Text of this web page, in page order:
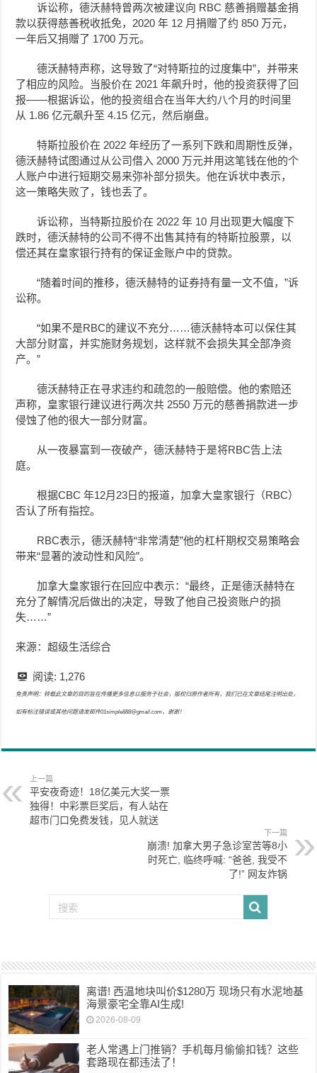
诉讼称，德沃赫特曾两次被建议向 RBC 慈善捐赠基金捐
款以获得慈善税收抵免，2020 年 12 月捐赠了约 850 万元，
一年后又捐赠了 1700 万元。
德沃赫特声称，这导致了“对特斯拉的过度集中”，并带来
了相应的风险。当股价在 2021 年飙升时，他的投资获得了回
报——根据诉讼，他的投资组合在当年大约八个月的时间里
从 1.86 亿元飙升至 4.15 亿元，然后崩盘。
特斯拉股价在 2022 年经历了一系列下跌和周期性反弹，
德沃赫特试图通过从公司借入 2000 万元并用这笔钱在他的个
人账户中进行短期交易来弥补部分损失。他在诉状中表示，
这一策略失败了，钱也丢了。
诉讼称，当特斯拉股价在 2022 年 10 月出现更大幅度下
跌时，德沃赫特的公司不得不出售其持有的特斯拉股票，以
偿还其在皇家银行持有的保证金账户中的贷款。
“随着时间的推移，德沃赫特的证券持有量一文不值，”诉
讼称。
“如果不是RBC的建议不充分……德沃赫特本可以保住其
大部分财富，并实施财务规划，这样就不会损失其全部净资
产。”
德沃赫特正在寻求违约和疏忽的一般赔偿。他的索赔还
声称，皇家银行建议进行两次共 2550 万元的慈善捐款进一步
侵蚀了他的很大一部分财富。
从一夜暴富到一夜破产，德沃赫特于是将RBC告上法
庭。
根据CBC 年12月23日的报道，加拿大皇家银行（RBC）
否认了所有指控。
RBC表示，德沃赫特“非常清楚”他的杠杆期权交易策略会
带来“显著的波动性和风险”。
加拿大皇家银行在回应中表示：“最终，正是德沃赫特在
充分了解情况后做出的决定，导致了他自己投资账户的损
失……”
来源：超级生活综合
阅读: 1,276
免责声明：转载此文章的目的旨在传播更多信息以服务于社会，版权归原作者所有，我们已在文章结尾注明出处，
如有标注错误或其他问题请发邮件01simple888@gmail.com，谢谢！
上一篇
平安夜奇迹！18亿美元大奖一票
独得！中彩票巨奖后，有人站在
超市门口免费发钱，见人就送
下一篇
崩溃! 加拿大男子急诊室苦等8小
时死亡, 临终呼喊: “爸爸, 我受不
了!” 网友炸锅
离谱! 西温地块叫价$1280万 现场只有水泥地基
海景豪宅全靠AI生成!
2026-08-09
老人常遇上门推销？手机每月偷偷扣钱？这些
套路现在都违法了！